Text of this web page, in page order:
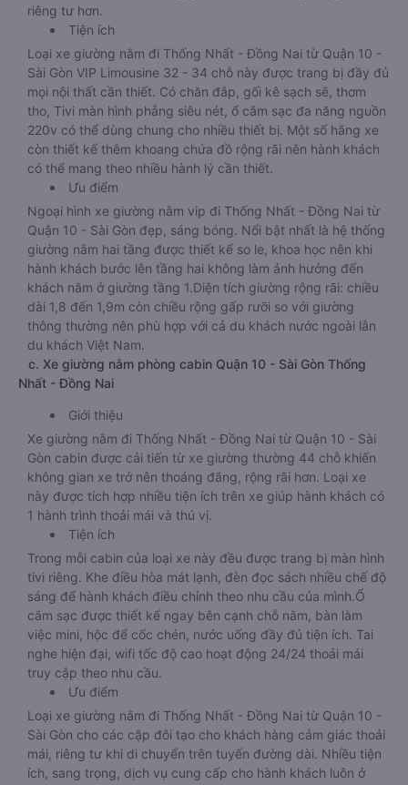
riêng tư hơn.
Tiện ích
Loại xe giường nằm đi Thống Nhất - Đồng Nai từ Quận 10 -
Sài Gòn VIP Limousine 32 - 34 chỗ này được trang bị đầy đủ
mọi nội thất cần thiết. Có chăn đắp, gối kê sạch sẽ, thơm
tho, Tivi màn hình phẳng siêu nét, ổ cắm sạc đa năng nguồn
220v có thể dùng chung cho nhiều thiết bị. Một số hãng xe
còn thiết kế thêm khoang chứa đồ rộng rãi nên hành khách
có thể mang theo nhiều hành lý cần thiết.
Ưu điểm
Ngoại hình xe giường nằm vip đi Thống Nhất - Đồng Nai từ
Quận 10 - Sài Gòn đẹp, sáng bóng. Nổi bật nhất là hệ thống
giường nằm hai tầng được thiết kế so le, khoa học nên khi
hành khách bước lên tầng hai không làm ảnh hưởng đến
khách nằm ở giường tầng 1.Diện tích giường rộng rãi: chiều
dài 1,8 đến 1,9m còn chiều rộng gấp rưỡi so với giường
thông thường nên phù hợp với cả du khách nước ngoài lẫn
du khách Việt Nam.
c. Xe giường nằm phòng cabin Quận 10 - Sài Gòn Thống
Nhất - Đồng Nai
Giới thiệu
Xe giường nằm đi Thống Nhất - Đồng Nai từ Quận 10 - Sài
Gòn cabin được cải tiến từ xe giường thường 44 chỗ khiến
không gian xe trở nên thoáng đãng, rộng rãi hơn. Loại xe
này được tích hợp nhiều tiện ích trên xe giúp hành khách có
1 hành trình thoải mái và thú vị.
Tiện ích
Trong mỗi cabin của loại xe này đều được trang bị màn hình
tivi riêng. Khe điều hòa mát lạnh, đèn đọc sách nhiều chế độ
sáng để hành khách điều chỉnh theo nhu cầu của mình.Ổ
cắm sạc được thiết kế ngay bên cạnh chỗ nằm, bàn làm
việc mini, hộc để cốc chén, nước uống đầy đủ tiện ích. Tai
nghe hiện đại, wifi tốc độ cao hoạt động 24/24 thoải mái
truy cập theo nhu cầu.
Ưu điểm
Loại xe giường nằm đi Thống Nhất - Đồng Nai từ Quận 10 -
Sài Gòn cho các cặp đôi tạo cho khách hàng cảm giác thoải
mái, riêng tư khi di chuyển trên tuyến đường dài. Nhiều tiện
ích, sang trọng, dịch vụ cung cấp cho hành khách luôn ở